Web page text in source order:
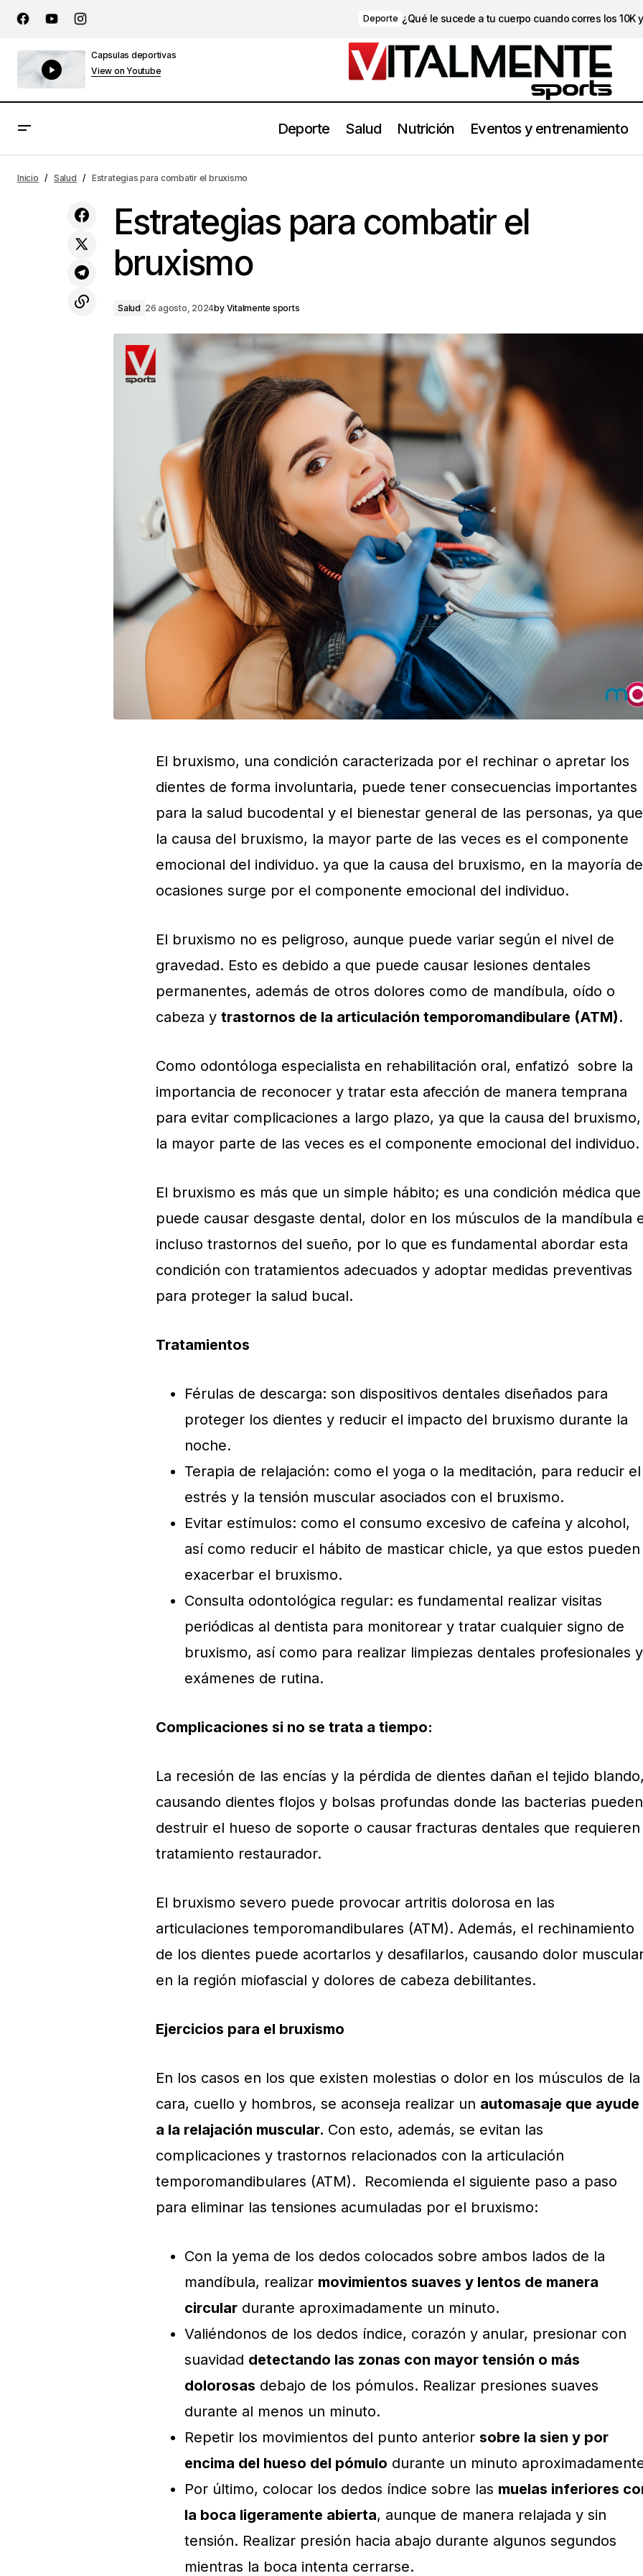
Deporte ¿Qué le sucede a tu cuerpo cuando corres los 10K
Capsulas deportivas
View on Youtube
Deporte Salud Nutrición Eventos y entrenamiento
Conoce los beneficios de la
flexibilidad y movilidad.
Inicio Salud Estrategias para combatir el bruxismo
Estrategias para combatir el
bruxismo
Salud 26 agosto, 2024by Vitalmente sports
El bruxismo, una condición caracterizada por el rechinar o apretar los
dientes de forma involuntaria, puede tener consecuencias importantes
para la salud bucodental y el bienestar general de las personas, ya que
la causa del bruxismo, la mayor parte de las veces es el componente
emocional del individuo. ya que la causa del bruxismo, en la mayoría de
ocasiones surge por el componente emocional del individuo.
El bruxismo no es peligroso, aunque puede variar según el nivel de
gravedad. Esto es debido a que puede causar lesiones dentales
permanentes, además de otros dolores como de mandíbula, oído o
cabeza y trastornos de la articulación temporomandibulare (ATM).
Como odontóloga especialista en rehabilitación oral, enfatizó sobre la
importancia de reconocer y tratar esta afección de manera temprana
para evitar complicaciones a largo plazo, ya que la causa del bruxismo,
la mayor parte de las veces es el componente emocional del individuo.
El bruxismo es más que un simple hábito; es una condición médica que
puede causar desgaste dental, dolor en los músculos de la mandíbula
incluso trastornos del sueño, por lo que es fundamental abordar esta
condición con tratamientos adecuados y adoptar medidas preventivas
para proteger la salud bucal.
Tratamientos
Férulas de descarga: son dispositivos dentales diseñados para
proteger los dientes y reducir el impacto del bruxismo durante la
noche.
Terapia de relajación: como el yoga o la meditación, para reducir el
estrés y la tensión muscular asociados con el bruxismo.
Evitar estímulos: como el consumo excesivo de cafeína y alcohol,
así como reducir el hábito de masticar chicle, ya que estos pueden
exacerbar el bruxismo.
Consulta odontológica regular: es fundamental realizar visitas
periódicas al dentista para monitorear y tratar cualquier signo de
bruxismo, así como para realizar limpiezas dentales profesionales y
exámenes de rutina.
Complicaciones si no se trata a tiempo:
La recesión de las encías y la pérdida de dientes dañan el tejido
causando dientes flojos y bolsas profundas donde las bacterias pueden
destruir el hueso de soporte o causar fracturas dentales que requieren
tratamiento restaurador.
El bruxismo severo puede provocar artritis dolorosa en las
articulaciones temporomandibulares (ATM). Además, el rechinamiento
de los dientes puede acortarlos y desafilarlos, causando dolor
en la región miofascial y dolores de cabeza debilitantes.
Ejercicios para el bruxismo
En los casos en los que existen molestias o dolor en los músculos de la
cara, cuello y hombros, se aconseja realizar un automasaje que ayude
a la relajación muscular. Con esto, además, se evitan las
complicaciones y trastornos relacionados con la articulación
temporomandibulares (ATM). Recomienda el siguiente paso a paso
para eliminar las tensiones acumuladas por el bruxismo:
Con la yema de los dedos colocados sobre ambos lados de la
mandíbula, realizar movimientos suaves y lentos de manera
circular durante aproximadamente un minuto.
Valiéndonos de los dedos índice, corazón y anular, presionar con
suavidad detectando las zonas con mayor tensión o más
dolorosas debajo de los pómulos. Realizar presiones suaves
durante al menos un minuto.
Repetir los movimientos del punto anterior sobre la sien y por
encima del hueso del pómulo durante un minuto
Por último, colocar los dedos índice sobre las muelas inferiores
la boca ligeramente abierta, aunque de manera relajada y sin
tensión. Realizar presión hacia abajo durante algunos segundos
mientras la boca intenta cerrarse.